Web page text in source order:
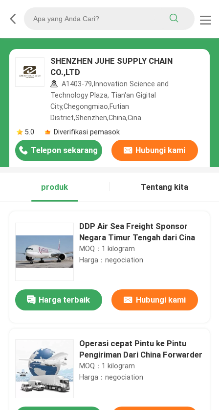
SHENZHEN JUHE SUPPLY CHAIN
CO.,LTD
A1403-79,Innovation Science and
Technology Plaza, Tian'an Gigital
City,Chegongmiao,Futian
District,Shenzhen,China,Cina
5.0
Diverifikasi pemasok
Telepon sekarang Hubungi kami
produk Tentang kita
DDP Air Sea Freight Sponsor
Negara Timur Tengah dari Cina
MOQ：1 kilogram
Harga：negociation
Harga terbaik Hubungi kami
Operasi cepat Pintu ke Pintu
Pengiriman Dari China Forwarder
MOQ：1 kilogram
Harga：negociation